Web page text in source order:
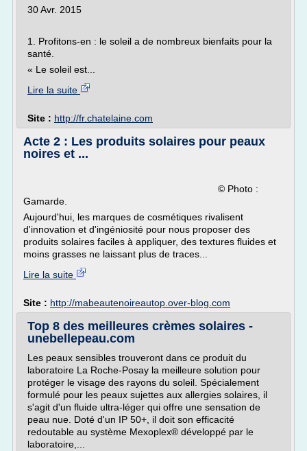
30 Avr. 2015
1. Profitons-en : le soleil a de nombreux bienfaits pour la
santé.
« Le soleil est...
Lire la suite
Site : http://fr.chatelaine.com
Acte 2 : Les produits solaires pour peaux
noires et ...
© Photo :
Gamarde.
Aujourd'hui, les marques de cosmétiques rivalisent
d'innovation et d'ingéniosité pour nous proposer des
produits solaires faciles à appliquer, des textures fluides et
moins grasses ne laissant plus de traces...
Lire la suite
Site : http://mabeautenoireautop.over-blog.com
Top 8 des meilleures crèmes solaires -
unebellepeau.com
Les peaux sensibles trouveront dans ce produit du
laboratoire La Roche-Posay la meilleure solution pour
protéger le visage des rayons du soleil. Spécialement
formulé pour les peaux sujettes aux allergies solaires, il
s'agit d'un fluide ultra-léger qui offre une sensation de
peau nue. Doté d'un IP 50+, il doit son efficacité
redoutable au système Mexoplex® développé par le
laboratoire,...